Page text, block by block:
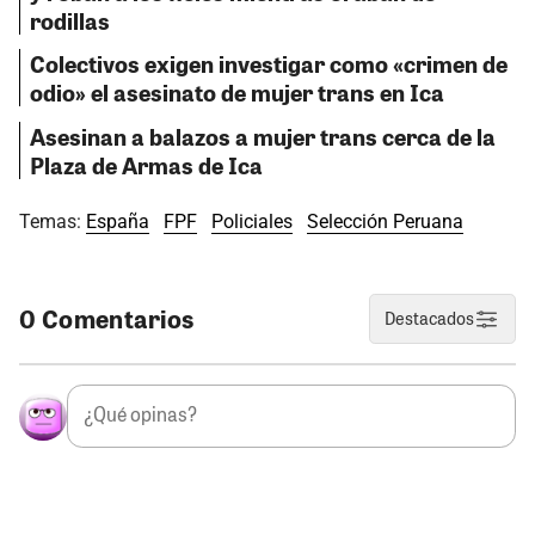
rodillas
Colectivos exigen investigar como «crimen de
odio» el asesinato de mujer trans en Ica
Asesinan a balazos a mujer trans cerca de la
Plaza de Armas de Ica
Temas: España FPF Policiales Selección Peruana
0 Comentarios Destacados